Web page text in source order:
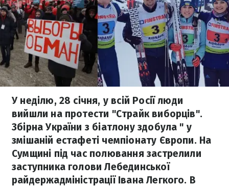
У неділю, 28 січня, у всій Росії люди
вийшли на протести "Страйк виборців".
Збірна України з біатлону здобула " у
змішаній естафеті чемпіонату Європи. На
Сумщині під час полювання застрелили
заступника голови Лебединської
райдержадміністрації Івана Легкого. В